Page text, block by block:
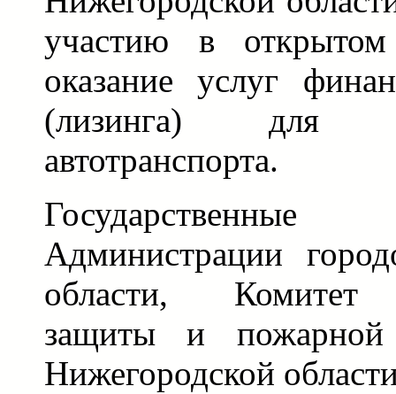
участию в
оказание услуг
(лизинга) для
автотранспорта.
Администрации
области, Комитет
защиты и пожарной
Нижегородской